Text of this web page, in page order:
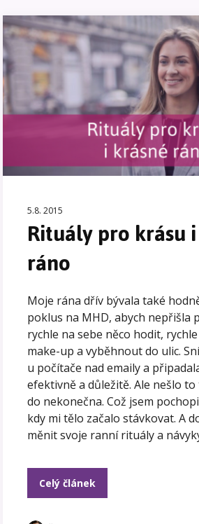
5.8. 2015
Rituály pro krásu
ráno
Moje rána dřív bývala také
poklus na MHD, abych nepřišla
rychle na sebe něco hodit,
make-up a vyběhnout do ulic.
u počítače nad emaily a
efektivně a důležitě. Ale nešlo
do nekonečna. Což jsem
kdy mi tělo začalo stávkovat. A
měnit svoje ranní rituály a
Celý článek